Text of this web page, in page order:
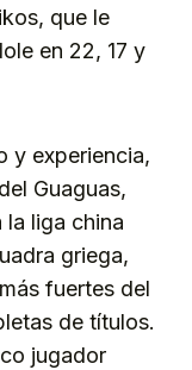
que le
en 22, 17 y
y experiencia,
Guaguas,
la liga china
griega,
fuertes del
de títulos.
jugador